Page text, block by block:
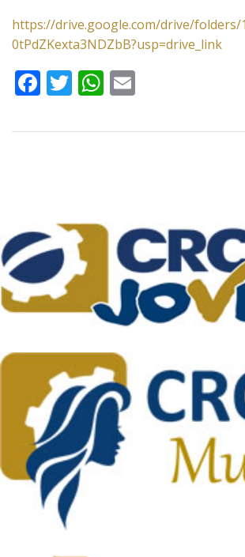
https://drive.google.com/drive/
0tPdZKexta3NDZbB?usp=drive_link
Facebook
TwitterWhatsApp